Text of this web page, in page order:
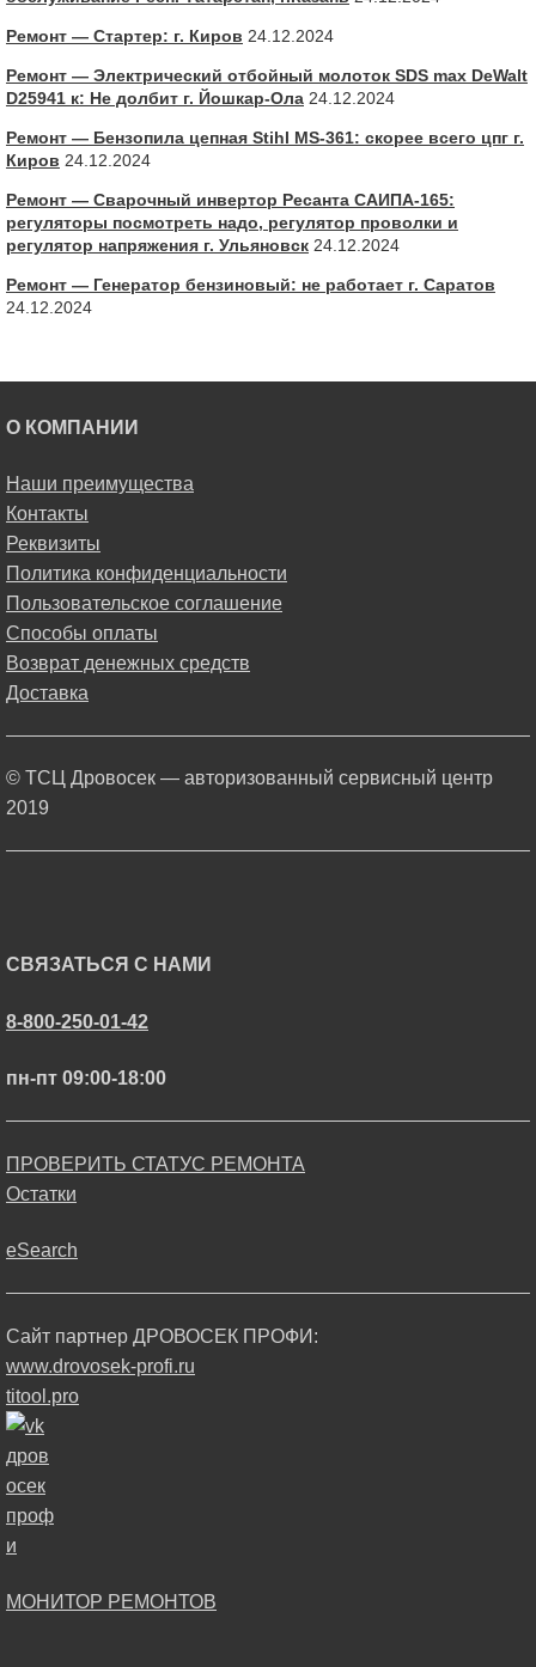
Ремонт — Стартер: г. Киров 24.12.2024
Ремонт — Электрический отбойный молоток SDS max DeWalt
D25941 к: Не долбит г. Йошкар-Ола 24.12.2024
Ремонт — Бензопила цепная Stihl MS-361: скорее всего цпг г.
Киров 24.12.2024
Ремонт — Сварочный инвертор Ресанта САИПА-165:
регуляторы посмотреть надо, регулятор проволки и
регулятор напряжения г. Ульяновск 24.12.2024
Ремонт — Генератор бензиновый: не работает г. Саратов
24.12.2024
О КОМПАНИИ
Наши преимущества
Контакты
Реквизиты
Политика конфиденциальности
Пользовательское соглашение
Способы оплаты
Возврат денежных средств
Доставка
© ТСЦ Дровосек — авторизованный сервисный центр
2019
СВЯЗАТЬСЯ С НАМИ
8-800-250-01-42
пн-пт 09:00-18:00
ПРОВЕРИТЬ СТАТУС РЕМОНТА
Остатки
eSearch
Сайт партнер ДРОВОСЕК ПРОФИ:
www.drovosek-profi.ru
titool.pro
МОНИТОР РЕМОНТОВ